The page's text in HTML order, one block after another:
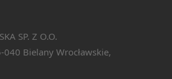
SP. Z O.O.
Bielany Wrocławskie,